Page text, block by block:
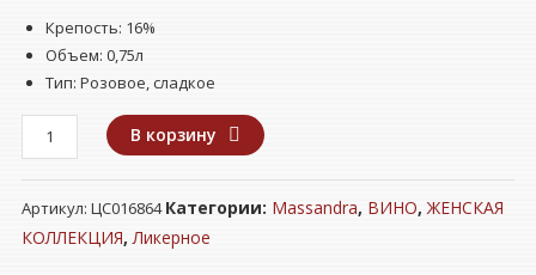
Крепость: 16%
Объем: 0,75л
Тип: Розовое, сладкое
Количество
товара
Винный
напиток
(вино
В корзину
Артикул: ЦС016864 Категории: Massandra, ВИНО,ЖЕНСКАЯ
КОЛЛЕКЦИЯ,Ликерное